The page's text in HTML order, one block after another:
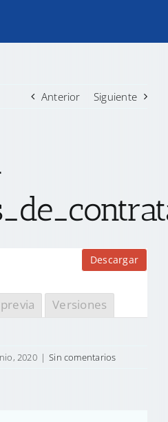
Anterior Siguiente
Descargar
Versiones
2020 | Sin comentarios